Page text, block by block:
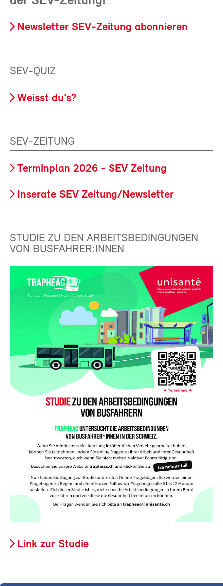
Newsletter SEV-Zeitung abonnieren
SEV-QUIZ
Weisst du's?
SEV-ZEITUNG
Terminplan 2026 - SEV Zeitung
Inserate SEV Zeitung/Newsletter
STUDIE ZU DEN ARBEITSBEDINGUNGEN
VON BUSFAHRER:INNEN
Link zur Studie